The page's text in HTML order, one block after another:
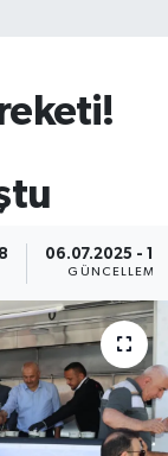
06.07.2025 -
GÜNCELLEME